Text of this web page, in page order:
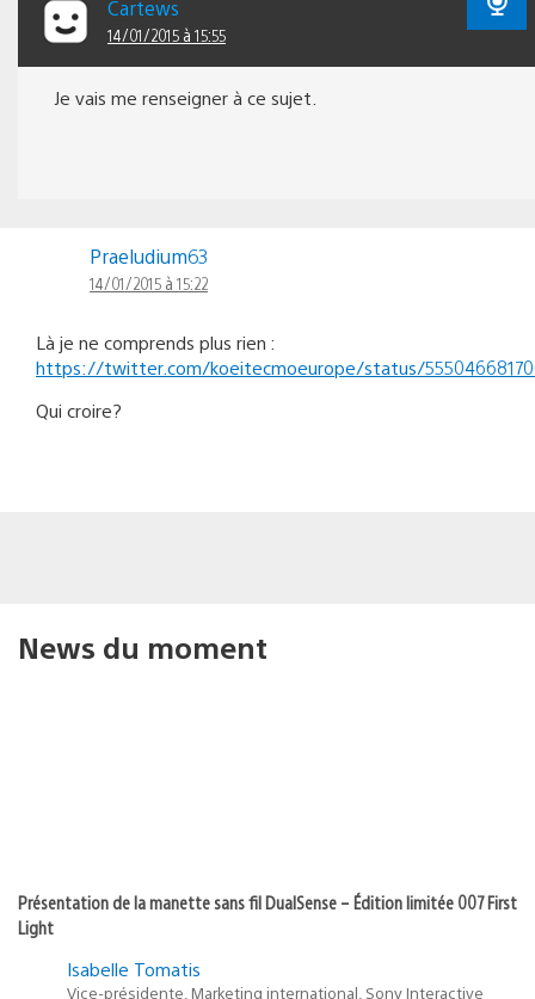
Cartews
14/01/2015 à 15:55
Je vais me renseigner à ce sujet.
Praeludium63
14/01/2015 à 15:22
Là je ne comprends plus rien :
https://twitter.com/koeitecmoeurope/status/
Qui croire?
News du moment
Présentation de la manette sans fil DualSense – Édition limitée 007 First
Light
Isabelle Tomatis
Vice-présidente, Marketing international, Sony Interactive